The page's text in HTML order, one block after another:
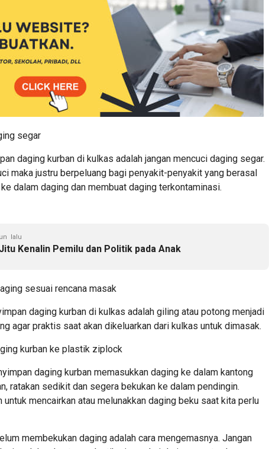
segar
daging kurban di kulkas adalah jangan mencuci daging segar.
maka justru berpeluang bagi penyakit-penyakit yang berasal
dalam daging dan membuat daging terkontaminasi.
lalu
Kenalin Pemilu dan Politik pada Anak
sesuai rencana masak
daging kurban di kulkas adalah giling atau potong menjadi
agar praktis saat akan dikeluarkan dari kulkas untuk dimasak.
kurban ke plastik ziplock
daging kurban memasukkan daging ke dalam kantong
ratakan sedikit dan segera bekukan ke dalam pendingin.
untuk mencairkan atau melunakkan daging beku saat kita perlu
membekukan daging adalah cara mengemasnya. Jangan